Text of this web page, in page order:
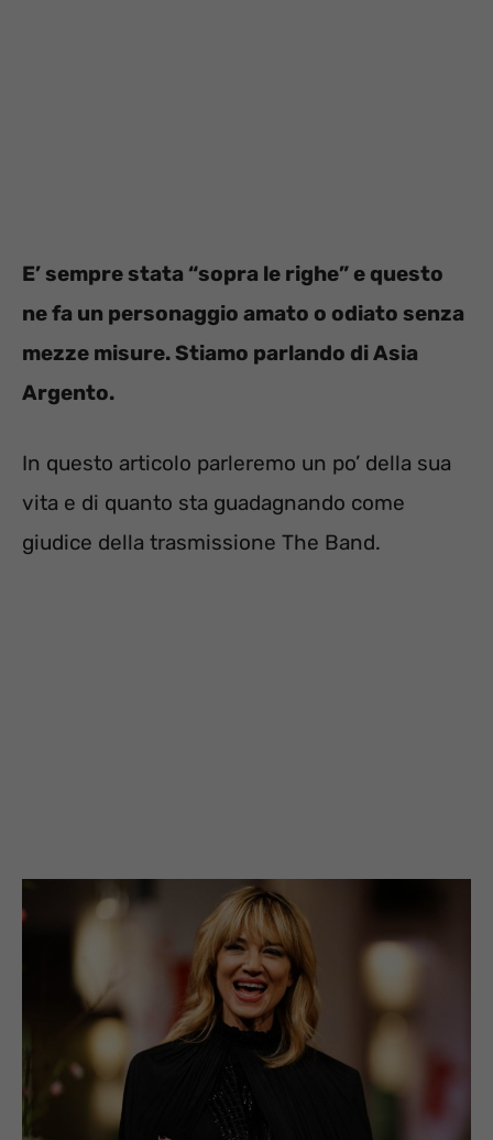
E’ sempre stata “sopra le righe” e questo
ne fa un personaggio amato o odiato senza
mezze misure. Stiamo parlando di Asia
Argento.
In questo articolo parleremo un po’ della sua
vita e di quanto sta guadagnando come
giudice della trasmissione The Band.